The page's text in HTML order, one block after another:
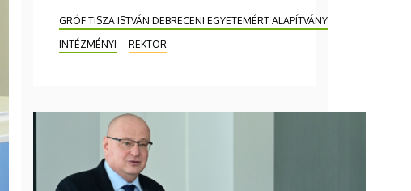
GRÓF TISZA ISTVÁN DEBRECENI EGYETEMÉRT ALAPÍTVÁNY
INTÉZMÉNYI
REKTOR